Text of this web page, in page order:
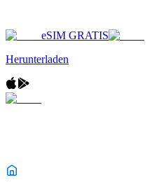
eSIM GRATIS
Herunterladen